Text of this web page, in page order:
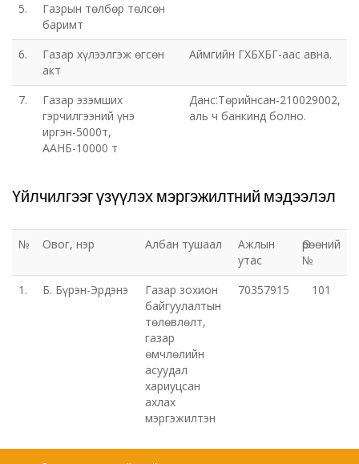
5.
Газрын төлбөр төлсөн
баримт
6.
Газар хүлээлгэж өгсөн
акт
Аймгийн ГХБХБГ-аас авна.
7.
Газар эзэмших
гэрчилгээний үнэ
иргэн-5000т,
ААНБ-10000 т
Данс:Төрийнсан-210029002,
аль ч банкинд болно.
Үйлчилгээг үзүүлэх мэргэжилтний мэдээлэл
№ Овог, нэр Албан тушаал
Ажлын
утас
Өрөөний
№
1.
Б. Бүрэн-Эрдэнэ
Газар зохион
байгуулалтын
төлөвлөлт,
газар
өмчлөлийн
асуудал
хариуцсан
ахлах
мэргэжилтэн
70357915 101